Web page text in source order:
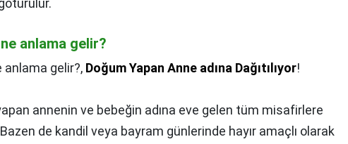
anlama gelir?
anlama gelir?, Doğum Yapan Anne adına Dağıtılıyor!
annenin ve bebeğin adına eve gelen tüm misafirlere
de kandil veya bayram günlerinde hayır amaçlı olarak